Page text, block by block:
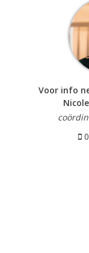
Voor info